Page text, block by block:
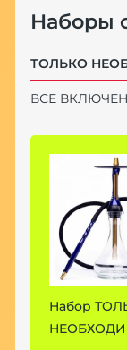
Наборы
ТОЛЬКО
ВСЕ
Набор